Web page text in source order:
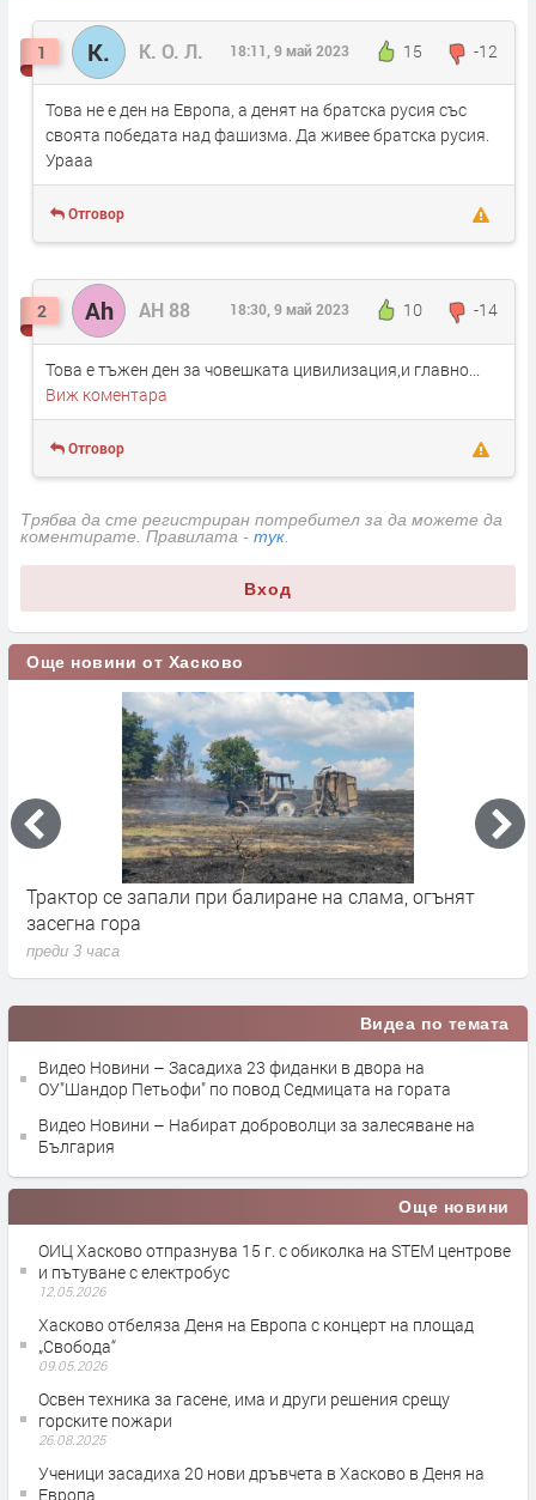
1 К. К. О. Л. 15 -12
18:11, 9 май 2023
Това не е ден на Европа, а денят на братска русия със
своята победата над фашизма. Да живее братска русия.
Урааа
Отговор
2 Ah AH 88 10 -14
18:30, 9 май 2023
Това е тъжен ден за човешката цивилизация,и главно...
Виж коментара
Отговор
Трябва да сте регистриран потребител за да можете да
коментирате. Правилата - тук
Вход
Още новини от Хасково
Вярващи в Хасково посрещнаха Преображение
Господне с освещаване на първото грозде
преди 4 часа
Видеа по темата
Видео Новини – Засадиха 23 фиданки в двора на
ОУ"Шандор Петьофи" по повод Седмицата на гората
Видео Новини – Набират доброволци за залесяване на
България
Още новини
ОИЦ Хасково отпразнува 15 г. с обиколка на STEM центрове
и пътуване с електробус
12.05.2026
Хасково отбеляза Деня на Европа с концерт на площад
„Свобода“
09.05.2026
Освен техника за гасене, има и други решения срещу
горските пожари
26.08.2025
Ученици засадиха 20 нови дръвчета в Хасково в Деня на
Европа